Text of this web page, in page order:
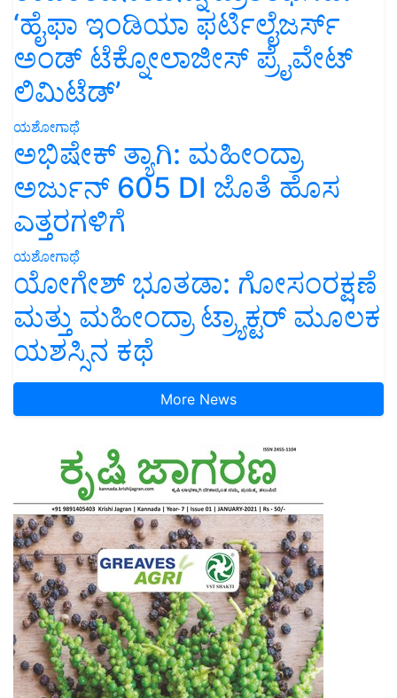
‘ಹೈಫಾ ಇಂಡಿಯಾ ಫರ್ಟಿಲೈಜರ್ಸ್
ಅಂಡ್ ಟೆಕ್ನೋಲಾಜೀಸ್ ಪ್ರೈವೇಟ್
ಲಿಮಿಟೆಡ್’
ಯಶೋಗಾಥೆ
ಅಭಿಷೇಕ್ ತ್ಯಾಗಿ: ಮಹೀಂದ್ರಾ
ಅರ್ಜುನ್ 605 DI ಜೊತೆ ಹೊಸ
ಎತ್ತರಗಳಿಗೆ
ಯಶೋಗಾಥೆ
ಯೋಗೇಶ್ ಭೂತಡಾ: ಗೋಸಂರಕ್ಷಣೆ
ಮತ್ತು ಮಹೀಂದ್ರಾ ಟ್ರ್ಯಾಕ್ಟರ್ ಮೂಲಕ
ಯಶಸ್ಸಿನ ಕಥೆ
More News